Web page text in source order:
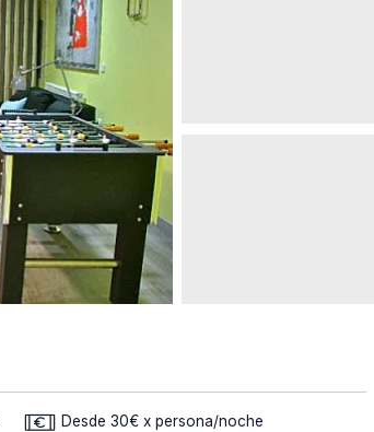
Desde 30€ x persona/noche